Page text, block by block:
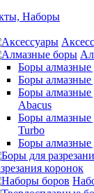
Наборы
Боры
Боры
Боры
Abacus
Боры
Turbo
Боры
коронок